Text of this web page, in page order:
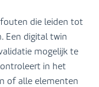
die leiden tot
Een digital twin
mogelijk te
in het
of alle elementen